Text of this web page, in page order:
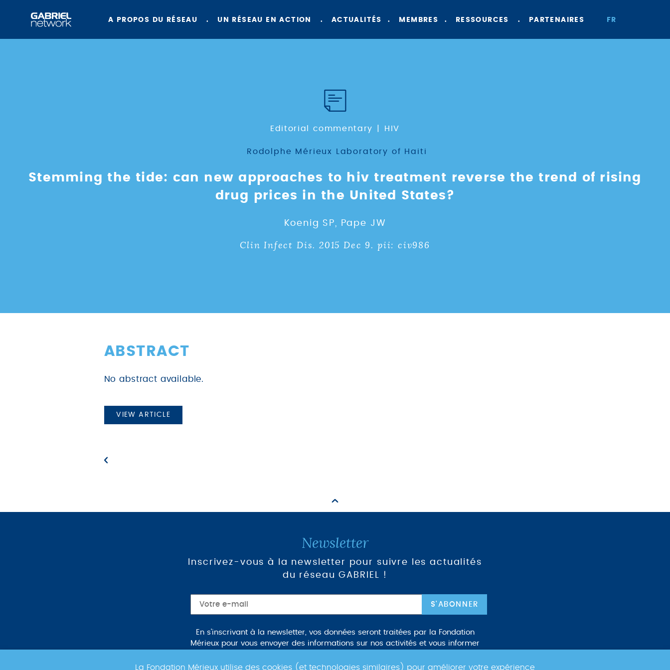
A PROPOS DU RÉSEAU UN RÉSEAU EN ACTION ACTUALITÉS MEMBRES RESSOURCES PARTENAIRES FR
Editorial commentary HIV
Rodolphe Mérieux Laboratory of Haiti
Stemming the tide: can new approaches to hiv treatment reverse the trend of rising
drug prices in the United States?
Koenig SP, Pape JW
Clin Infect Dis. 2015 Dec 9. pii: civ986
ABSTRACT
No abstract available.
VIEW ARTICLE
Newsletter
Inscrivez-vous à la newsletter pour suivre les actualités
du réseau GABRIEL !
En s'inscrivant à la newsletter, vos données seront traitées par la Fondation
Mérieux pour vous envoyer des informations sur nos activités et vous informer
confidentialité
La Fondation Mérieux utilise des cookies (et technologies similaires) pour améliorer votre expérience